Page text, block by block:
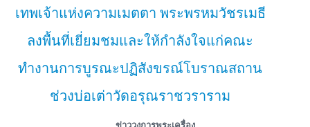
เทพเจ้าแห่งความเมตตา พระพรหมวัชรเมธี
ลงพื้นที่เยี่ยมชมและให้กำลังใจแก่คณะ
ทำงานการบูรณะปฏิสังขรณ์โบราณสถาน
ช่วงบ่อเต่าวัดอรุณราชวราราม